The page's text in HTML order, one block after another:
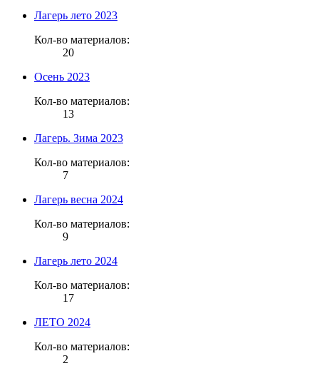
Лагерь лето 2023
Кол-во материалов:
20
Осень 2023
Кол-во материалов:
13
Лагерь. Зима 2023
Кол-во материалов:
7
Лагерь весна 2024
Кол-во материалов:
9
Лагерь лето 2024
Кол-во материалов:
17
ЛЕТО 2024
Кол-во материалов:
2